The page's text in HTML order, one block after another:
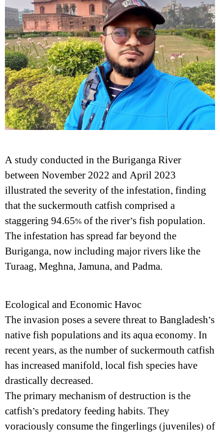
A study conducted in the Buriganga River
between November 2022 and April 2023
illustrated the severity of the infestation, finding
that the suckermouth catfish comprised a
staggering 94.65% of the river’s fish population.
The infestation has spread far beyond the
Buriganga, now including major rivers like the
Turaag, Meghna, Jamuna, and Padma.
Ecological and Economic Havoc
The invasion poses a severe threat to Bangladesh’s
native fish populations and its aqua economy. In
recent years, as the number of suckermouth catfish
has increased manifold, local fish species have
drastically decreased.
The primary mechanism of destruction is the
catfish’s predatory feeding habits. They
voraciously consume the fingerlings (juveniles) of